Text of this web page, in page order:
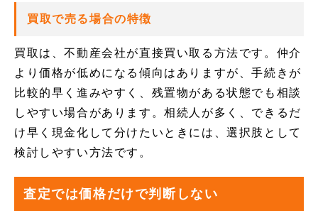
買取で売る場合の特徴
買取は、不動産会社が直接買い取る方法です。仲介
より価格が低めになる傾向はありますが、手続きが
比較的早く進みやすく、残置物がある状態でも相談
しやすい場合があります。相続人が多く、できるだ
け早く現金化して分けたいときには、選択肢として
検討しやすい方法です。
査定では価格だけで判断しない